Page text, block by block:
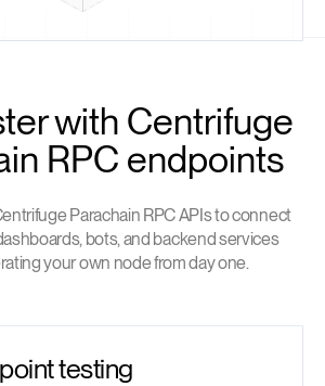
with Centrifuge
RPC endpoints
Parachain RPC APIs to connect
bots, and backend services
your own node from day one.
testing